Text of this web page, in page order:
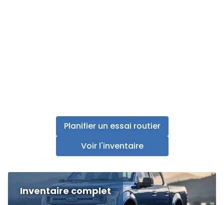
Planifier un essai routier
Voir l'inventaire
Inventaire complet